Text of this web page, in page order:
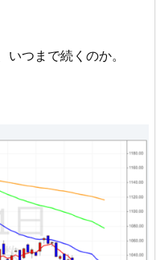
つまで続くのか。